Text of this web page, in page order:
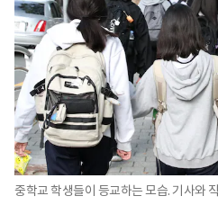
중학교 학생들이 등교하는 모습. 기사와